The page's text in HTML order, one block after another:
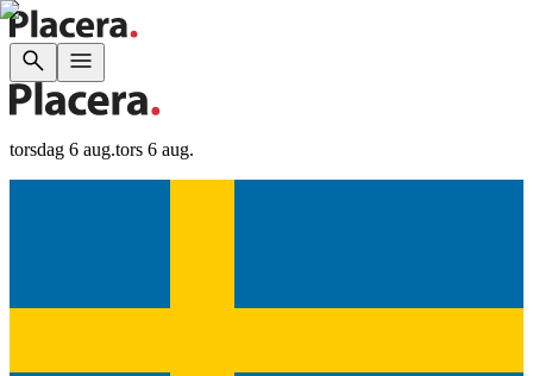
torsdag 6 aug.tors 6 aug.